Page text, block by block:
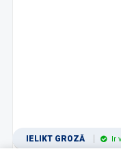
IELIKT GROZĀ Ir